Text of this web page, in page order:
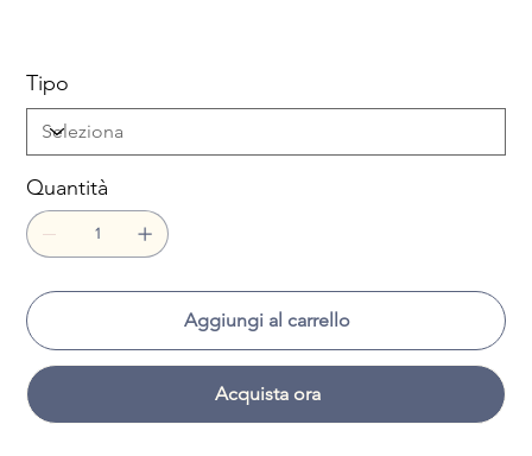
Tipo
Quantità
Aggiungi al carrello
Acquista ora